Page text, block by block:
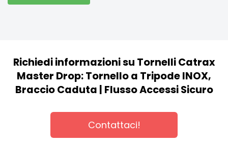
Richiedi informazioni su Tornelli Catrax
Master Drop: Tornello a Tripode INOX,
Braccio Caduta | Flusso Accessi Sicuro
Contattaci!